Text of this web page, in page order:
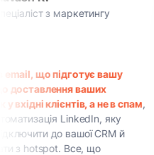
маркетингу
вашу
ваших
а не в спам,
LinkedIn, яку
вашої CRM й
Все, що